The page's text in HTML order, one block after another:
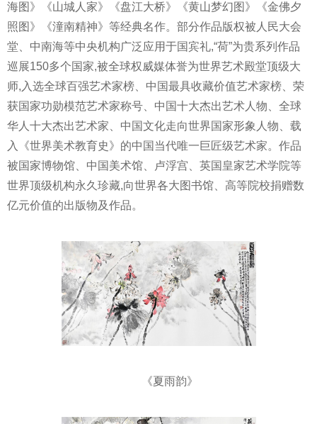
海图》《山城人家》《盘江大桥》《黄山梦幻图》《金佛夕
照图》《潼南精神》等经典名作。部分作品版权被人民大会
堂、中南海等中央机构广泛应用于国宾礼,“荷”为贵系列作品
巡展150多个国家,被全球权威媒体誉为世界艺术殿堂顶级大
师,入选全球百强艺术家榜、中国最具收藏价值艺术家榜、荣
获国家功勋模范艺术家称号、中国十大杰出艺术人物、全球
华人十大杰出艺术家、中国文化走向世界国家形象人物、载
入《世界美术教育史》的中国当代唯一巨匠级艺术家。作品
被国家博物馆、中国美术馆、卢浮宫、英国皇家艺术学院等
世界顶级机构永久珍藏,向世界各大图书馆、高等院校捐赠数
亿元价值的出版物及作品。
《夏雨韵》